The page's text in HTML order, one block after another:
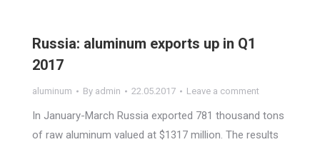
Russia: aluminum exports up in Q1
2017
aluminum By admin 22.05.2017 Leave a comment
In January-March Russia exported 781 thousand tons
of raw aluminum valued at $1317 million. The results